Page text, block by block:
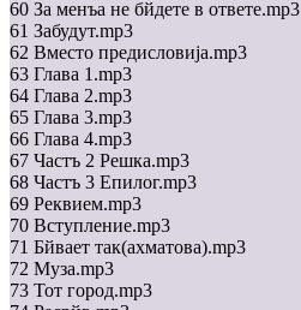
60 За менъа не бйдете в ответе.mp3
61 Забудут.mp3
62 Вместо предисловиjа.mp3
63 Глава 1.mp3
64 Глава 2.mp3
65 Глава 3.mp3
66 Глава 4.mp3
67 Частъ 2 Решка.mp3
68 Частъ 3 Епилог.mp3
69 Реквием.mp3
70 Вступление.mp3
71 Бйвает так(ахматова).mp3
72 Муза.mp3
73 Тот город.mp3